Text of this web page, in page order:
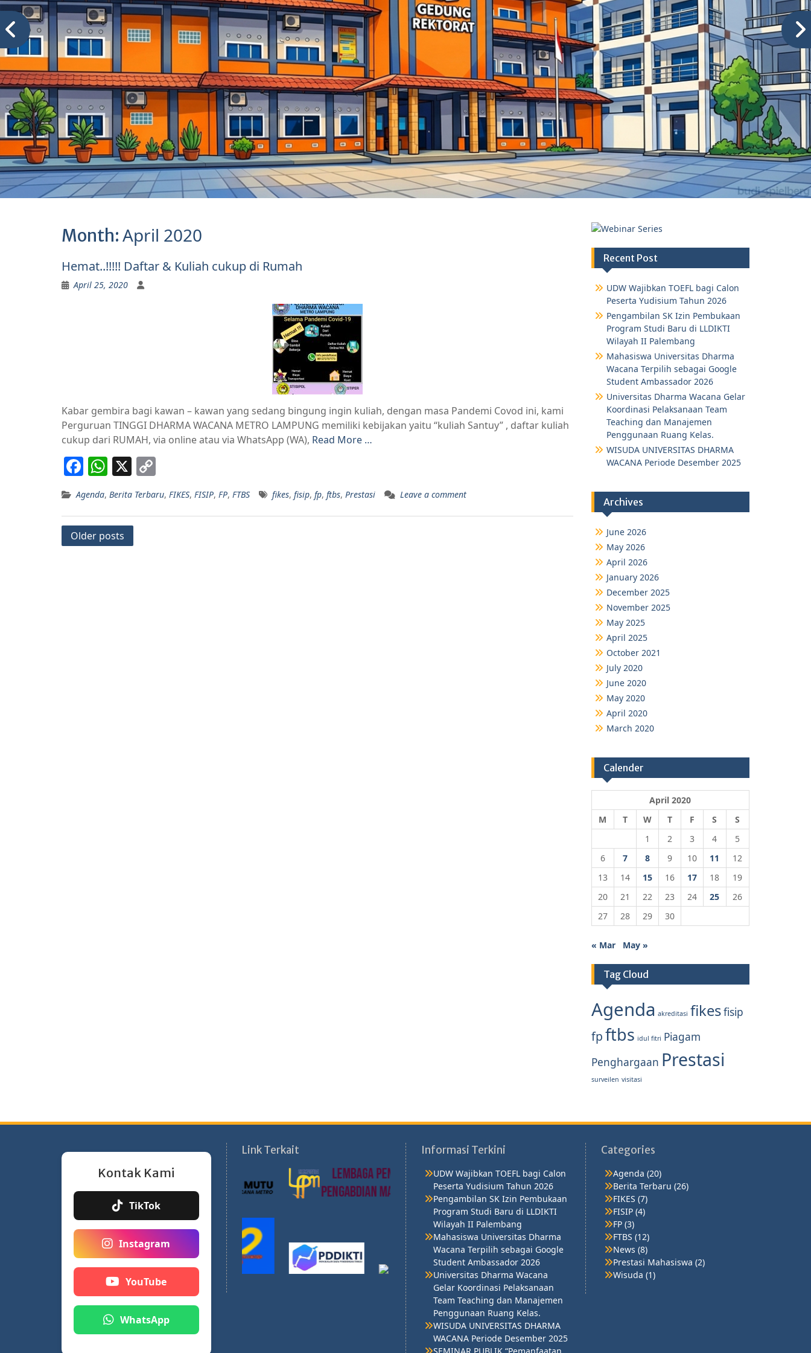
Month: April 2020
Hemat..!!!!! Daftar & Kuliah cukup di Rumah
April 25, 2020
Kabar gembira bagi kawan – kawan yang sedang bingung ingin kuliah, dengan masa Pandemi Covod ini, kami
Perguruan TINGGI DHARMA WACANA METRO LAMPUNG memiliki kebijakan yaitu “kuliah Santuy” , daftar kuliah
cukup dari RUMAH, via online atau via WhatsApp (WA), Read More …
F
a
c
e
b
W
h
at
s
A
X
p
y
Agenda Berita Terbaru FIKES FISIP FP FTBS fikes fisip fp ftbs Prestasi Leave a comment
Posts
navigation
Older posts
Recent Post
UDW Wajibkan TOEFL bagi Calon
Peserta Yudisium Tahun 2026
Pengambilan SK Izin Pembukaan
Program Studi Baru di LLDIKTI
Wilayah II Palembang
Mahasiswa Universitas Dharma
Wacana Terpilih sebagai Google
Student Ambassador 2026
Universitas Dharma Wacana Gelar
Koordinasi Pelaksanaan Team
Teaching dan Manajemen
Penggunaan Ruang Kelas.
WISUDA UNIVERSITAS DHARMA
WACANA Periode Desember 2025
Archives
June 2026
May 2026
April 2026
January 2026
December 2025
November 2025
May 2025
April 2025
October 2021
July 2020
June 2020
May 2020
April 2020
March 2020
Calender
April 2020
M
T W T F S
S
1
2 3 4
5
6
7 8 9 10 11
12
13
14 15 16 17 18
19
20
21 22 23 24 25
26
27
28 29 30
« Mar May »
Tag Cloud
Agenda akreditasi fikes fisip
fpftbs idul fitri Piagam
Penghargaan Prestasi
surveilen visitasi
Kontak Kami
TikTok
Instagram
YouTube
WhatsApp
Link Terkait Informasi Terkini
UDW Wajibkan TOEFL bagi Calon
Peserta Yudisium Tahun 2026
Pengambilan SK Izin Pembukaan
Program Studi Baru di LLDIKTI
Wilayah II Palembang
Mahasiswa Universitas Dharma
Wacana Terpilih sebagai Google
Student Ambassador 2026
Universitas Dharma Wacana
Gelar Koordinasi Pelaksanaan
Team Teaching dan Manajemen
Penggunaan Ruang Kelas.
WISUDA UNIVERSITAS DHARMA
WACANA Periode Desember 2025
SEMINAR PUBLIK “Pemanfaatan
Categories
Agenda (20)
Berita Terbaru (26)
FIKES (7)
FISIP(4)
FP(3)
FTBS(12)
News(8)
Prestasi Mahasiswa (2)
Wisuda (1)